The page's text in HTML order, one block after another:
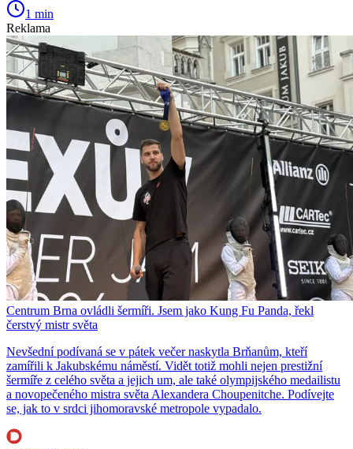
1 min
Reklama
Centrum Brna ovládli šermíři. Jsem jako Kung Fu Panda, řekl
čerstvý mistr světa
Nevšední podívaná se v pátek večer naskytla Brňanům, kteří
zamířili k Jakubskému náměstí. Vidět totiž mohli nejen prestižní
šermíře z celého světa a jejich um, ale také olympijského medailistu
a novopečeného mistra světa Alexandera Choupenitche. Podívejte
se, jak to v srdci jihomoravské metropole vypadalo.